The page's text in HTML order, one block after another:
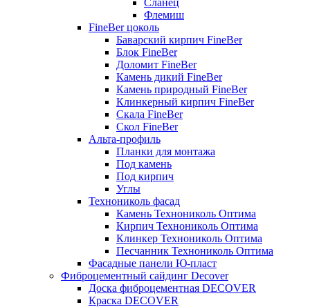
Сланец
Флемиш
FineBer цоколь
Баварский кирпич FineBer
Блок FineBer
Доломит FineBer
Камень дикий FineBer
Камень природный FineBer
Клинкерный кирпич FineBer
Скала FineBer
Скол FineBer
Альта-профиль
Планки для монтажа
Под камень
Под кирпич
Углы
Технониколь фасад
Камень Технониколь Оптима
Кирпич Технониколь Оптима
Клинкер Технониколь Оптима
Песчанник Технониколь Оптима
Фасадные панели Ю-пласт
Фиброцементный сайдинг Decover
Доска фиброцементная DECOVER
Краска DECOVER